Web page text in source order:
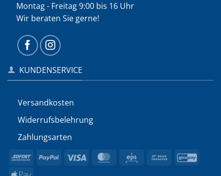
Montag - Freitag 9:00 bis 16 Uhr
Wir beraten Sie gerne!
KUNDENSERVICE
Versandkosten
Widerrufs­belehrung
Zahlungsarten
Sofort PayPal Visa MasterCard
Eps
Bank